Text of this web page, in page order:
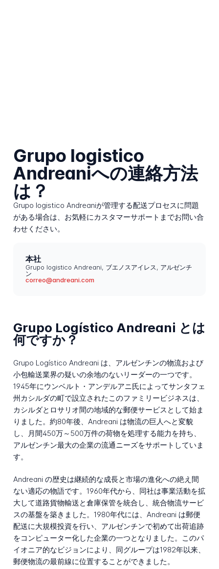
Grupo logistico
Andreaniへの連絡方法
は？
Grupo logistico Andreaniが管理する配送プロセスに問題
がある場合は、お気軽にカスタマーサポートまでお問い合
わせください。
本社
Grupo logistico Andreani, ブエノスアイレス, アルゼンチ
ン
correo@andreani.com
Grupo Logístico Andreani とは
何ですか？
Grupo Logístico Andreani は、アルゼンチンの物流および
小包輸送業界の疑いの余地のないリーダーの一つです。
1945年にウンベルト・アンデルアニ氏によってサンタフェ
州カシルダの町で設立されたこのファミリービジネスは、
カシルダとロサリオ間の地域的な郵便サービスとして始ま
りました。約80年後、Andreani は物流の巨人へと変貌
し、月間450万～500万件の荷物を処理する能力を持ち、
アルゼンチン最大の企業の流通ニーズをサポートしていま
す。
Andreani の歴史は継続的な成長と市場の進化への絶え間
ない適応の物語です。1960年代から、同社は事業活動を拡
大して道路貨物輸送と倉庫保管を統合し、統合物流サービ
スの基盤を築きました。1980年代には、Andreani は郵便
配送に大規模投資を行い、アルゼンチンで初めて出荷追跡
をコンピューター化した企業の一つとなりました。このパ
イオニア的なビジョンにより、同グループは1982年以来、
郵便物流の最前線に位置することができました。